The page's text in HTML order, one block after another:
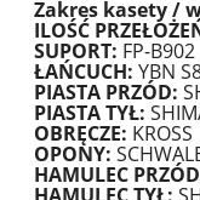
Zakres kasety /
ILOŚĆ
SUPORT: FP-B902
ŁAŃCUCH: YBN
PIASTA PRZÓD:
PIASTA TYŁ:
OBRĘCZE: KROSS
OPONY:
HAMULEC